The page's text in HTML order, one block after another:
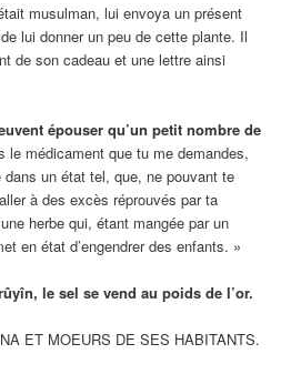
musulman, lui envoya un présent
lui donner un peu de cette plante. Il
de son cadeau et une lettre ainsi
épouser qu’un petit nombre de
le médicament que tu me demandes,
un état tel, que, ne pouvant te
à des excès réprouvés par ta
herbe qui, étant mangée par un
en état d’engendrer des enfants. »
le sel se vend au poids de l’or.
ET MOEURS DE SES HABITANTS.